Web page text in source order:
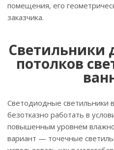
помещения, его
заказчика.
Светильники
потолков
Светодиодные светильники
безотказно работать в
повышенным уровнем
вариант — точечные